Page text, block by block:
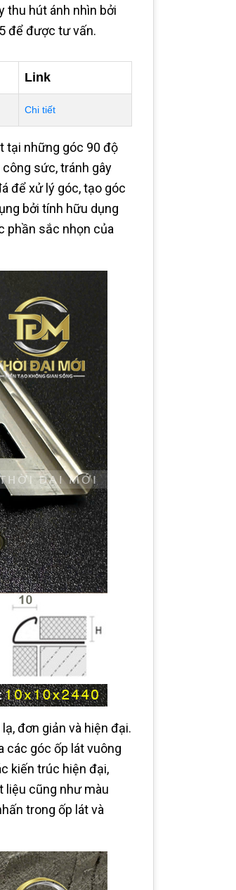
thu hút ánh nhìn bởi
để được tư vấn.
Link
Chi tiết
tại những góc 90 độ
sức, tránh gây
để xử lý góc, tạo góc
bởi tính hữu dụng
phần sắc nhọn của
đơn giản và hiện đại.
các góc ốp lát vuông
kiến trúc hiện đại,
liệu cũng như màu
trong ốp lát và